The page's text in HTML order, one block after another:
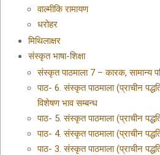
वाल्मीकि रामायण
धरोहर
मिथिलाक्षर
संस्कृत भाषा-शिक्षा
संस्कृत पाठमाला 7 – कारक, सामान्य
पाठ- 6. संस्कृत पाठमाला (प्राचीन
विशेषण भाव सम्बन्ध
पाठ- 5. संस्कृत पाठमाला (प्राचीन
पाठ- 4. संस्कृत पाठमाला (प्राचीन
पाठ- 3. संस्कृत पाठमाला (प्राचीन